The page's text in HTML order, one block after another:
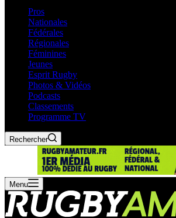
Pros
Nationales
Fédérales
Régionales
Féminines
Jeunes
Esprit Rugby
Photos & Vidéos
Podcasts
Classements
Programme TV
Rechercher
Menu